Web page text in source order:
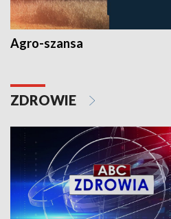
Agro-szansa
ZDROWIE